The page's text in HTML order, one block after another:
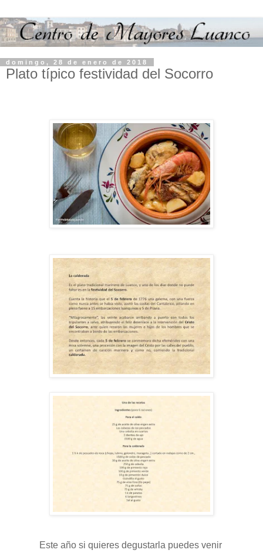
domingo, 28 de enero de 2018
Plato típico festividad del Socorro
Este año si quieres degustarla puedes venir